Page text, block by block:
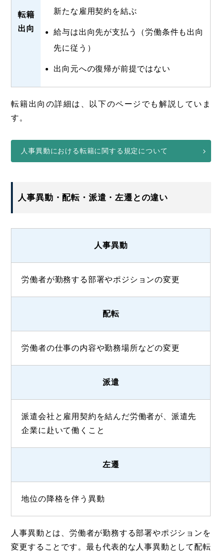
転籍
出向
新たな雇用契約を結ぶ
給与は出向先が支払う（労働条件も出向
先に従う）
出向元への復帰が前提ではない
転籍出向の詳細は、以下のページでも解説していま
す。
人事異動における転籍に関する規定について
人事異動・配転・派遣・左遷との違い
人事異動
労働者が勤務する部署やポジションの変更
配転
労働者の仕事の内容や勤務場所などの変更
派遣
派遣会社と雇用契約を結んだ労働者が、派遣先
企業に赴いて働くこと
左遷
地位の降格を伴う異動
人事異動とは、労働者が勤務する部署やポジションを
変更することです。最も代表的な人事異動として配転